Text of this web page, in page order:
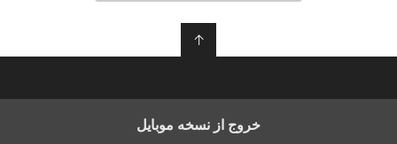
↑
خروج از نسخه موبایل